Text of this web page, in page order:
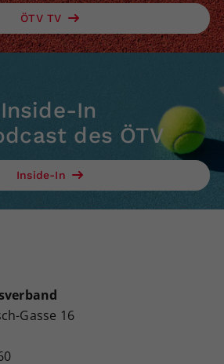
ÖTV TV
Inside-In
des ÖTV
Inside-In
Gasse 16